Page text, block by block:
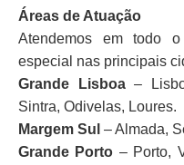
Áreas de Atuação
Atendemos em todo
especial nas principais
Grande Lisboa–
Sintra, Odivelas, Loures.
Margem Sul – Almada,
Grande Porto – Porto,